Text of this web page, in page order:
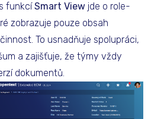
funkcíSmart View jde o role-
zobrazuje pouze obsah
To usnadňuje spolupráci,
a zajišťuje, že týmy vždy
dokumentů.